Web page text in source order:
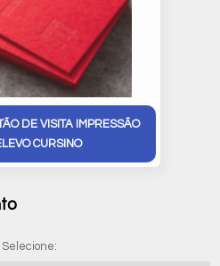
DE VISITA IMPRESSÃO
CURSINO
Selecione: